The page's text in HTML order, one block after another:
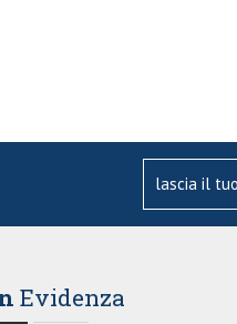
Evidenza